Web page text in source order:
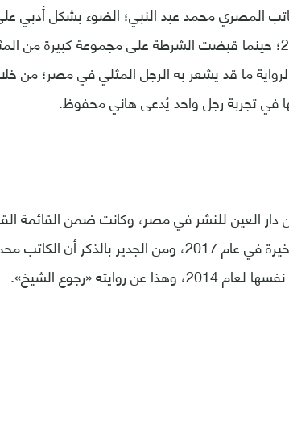
المصري محمد عبد النبي؛ الضوء بشكل أدبي
بوت» التي وقعت في مصر عام 2001؛ حينما قبضت الشرطة على مجموعة
ما قد يشعر به الرجل المثلي في مصر؛ من
في تجربة رجل واحد يُدعى هاني محفوظ.
العين للنشر في مصر، وكانت ضمن القائمة
العالمية للرواية العربية في دورتها الأخيرة في عام 2017، ومن
«رجوع الشيخ».